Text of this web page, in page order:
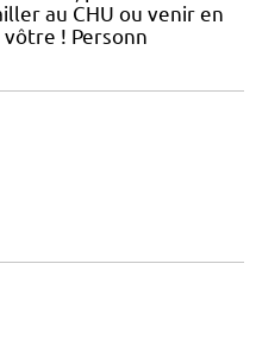
au CHU ou venir en
! Personn